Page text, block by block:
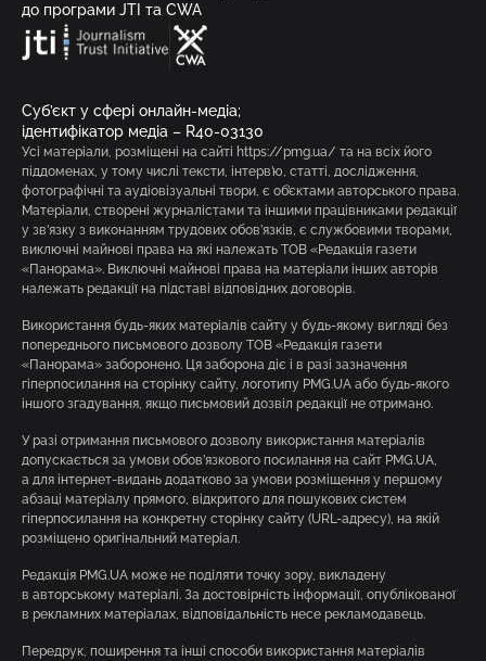
до програми JTI та CWA
Суб’єкт у сфері онлайн-медіа;
ідентифікатор медіа – R40-03130
Усі матеріали, розміщені на сайті https://pmg.ua/ та на всіх його
піддоменах, у тому числі тексти, інтерв’ю, статті, дослідження,
фотографічні та аудіовізуальні твори, є об’єктами авторського права.
Матеріали, створені журналістами та іншими працівниками редакції
у зв’язку з виконанням трудових обов’язків, є службовими творами,
виключні майнові права на які належать ТОВ «Редакція газети
«Панорама». Виключні майнові права на матеріали інших авторів
належать редакції на підставі відповідних договорів.
Використання будь-яких матеріалів сайту у будь-якому вигляді без
попереднього письмового дозволу ТОВ «Редакція газети
«Панорама» заборонено. Ця заборона діє і в разі зазначення
гіперпосилання на сторінку сайту, логотипу PMG.UA або будь-якого
іншого згадування, якщо письмовий дозвіл редакції не отримано.
У разі отримання письмового дозволу використання матеріалів
допускається за умови обов’язкового посилання на сайт PMG.UA,
а для інтернет-видань додатково за умови розміщення у першому
абзаці матеріалу прямого, відкритого для пошукових систем
гіперпосилання на конкретну сторінку сайту (URL-адресу), на якій
розміщено оригінальний матеріал.
Редакція PMG.UA може не поділяти точку зору, викладену
в авторському матеріалі. За достовірність інформації, опублікованої
в рекламних матеріалах, відповідальність несе рекламодавець.
Передрук, поширення та інші способи використання матеріалів